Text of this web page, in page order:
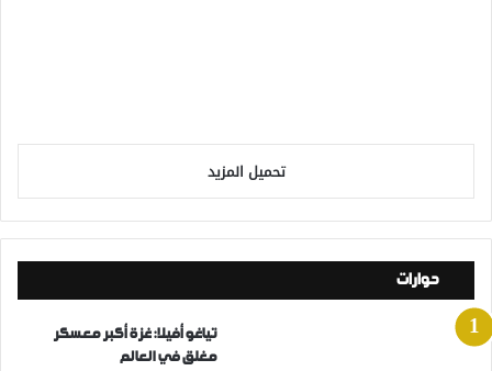
تحميل المزيد
حوارات
تياغو أفيلا: غزة أكبر معسكر
مغلق في العالم